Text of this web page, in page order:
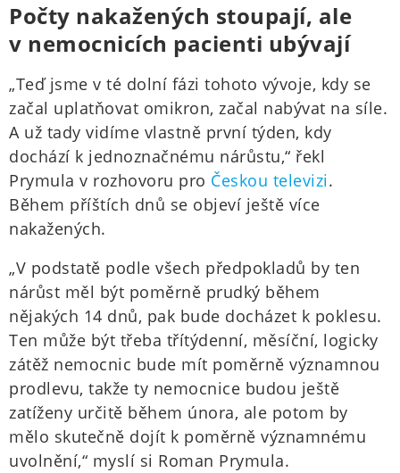
Počty nakažených stoupají, ale
v nemocnicích pacienti ubývají
„Teď jsme v té dolní fázi tohoto vývoje, kdy se
začal uplatňovat omikron, začal nabývat na síle.
A už tady vidíme vlastně první týden, kdy
dochází k jednoznačnému nárůstu,“ řekl
Prymula v rozhovoru pro Českou televizi.
Během příštích dnů se objeví ještě více
nakažených.
„V podstatě podle všech předpokladů by ten
nárůst měl být poměrně prudký během
nějakých 14 dnů, pak bude docházet k poklesu.
Ten může být třeba třítýdenní, měsíční, logicky
zátěž nemocnic bude mít poměrně významnou
prodlevu, takže ty nemocnice budou ještě
zatíženy určitě během února, ale potom by
mělo skutečně dojít k poměrně významnému
uvolnění,“ myslí si Roman Prymula.